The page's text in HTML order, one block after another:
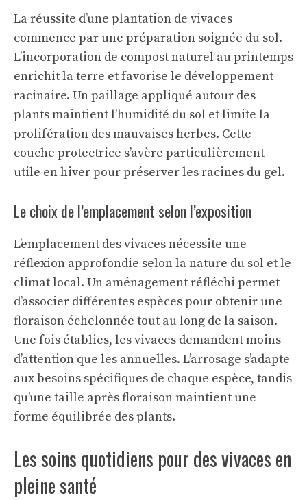
La réussite d’une plantation de vivaces
commence par une préparation soignée du sol.
L’incorporation de compost naturel au printemps
enrichit la terre et favorise le développement
racinaire. Un paillage appliqué autour des
plants maintient l’humidité du sol et limite la
prolifération des mauvaises herbes. Cette
couche protectrice s’avère particulièrement
utile en hiver pour préserver les racines du gel.
Le choix de l’emplacement selon l’exposition
L’emplacement des vivaces nécessite une
réflexion approfondie selon la nature du sol et le
climat local. Un aménagement réfléchi permet
d’associer différentes espèces pour obtenir une
floraison échelonnée tout au long de la saison.
Une fois établies, les vivaces demandent moins
d’attention que les annuelles. L’arrosage s’adapte
aux besoins spécifiques de chaque espèce, tandis
qu’une taille après floraison maintient une
forme équilibrée des plants.
Les soins quotidiens pour des vivaces en
pleine santé